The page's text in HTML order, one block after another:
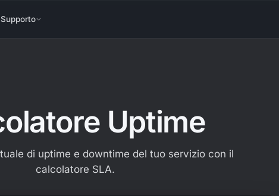
Supporto
Uptime
di uptime e downtime del tuo servizio con il
calcolatore SLA.